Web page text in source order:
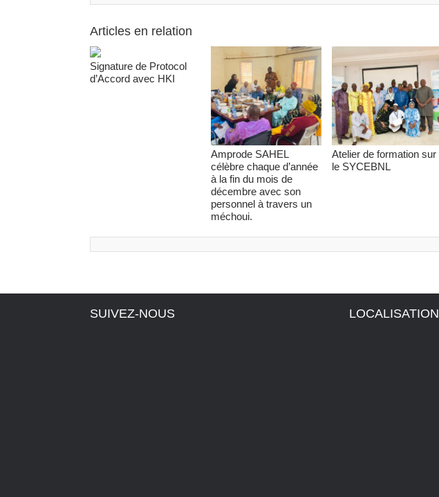
Articles en relation
Signature de Protocol
d’Accord avec HKI
Amprode SAHEL
célèbre chaque d’année
à la fin du mois de
décembre avec son
personnel à travers un
méchoui.
Atelier de formation sur
le SYCEBNL
SUIVEZ-NOUS LOCALISATION